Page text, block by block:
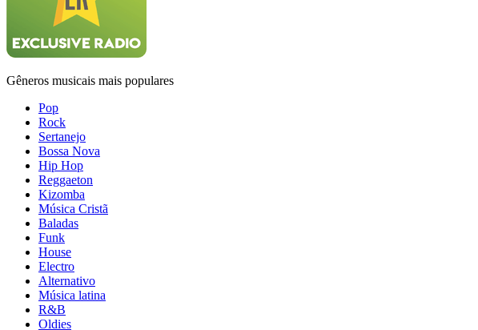
Gêneros musicais mais populares
Pop
Rock
Sertanejo
Bossa Nova
Hip Hop
Reggaeton
Kizomba
Música Cristã
Baladas
Funk
House
Electro
Alternativo
Música latina
R&B
Oldies